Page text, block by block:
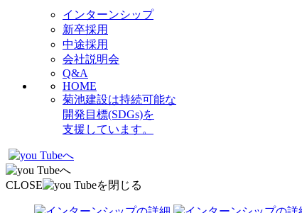
インターンシップ
新卒採用
中途採用
会社説明会
Q&A
HOME
菊池建設は持続可能な
開発目標(SDGs)を
支援しています。
CLOSE